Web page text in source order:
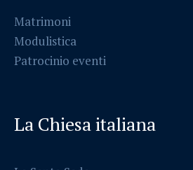
Matrimoni
Modulistica
Patrocinio eventi
La Chiesa italiana